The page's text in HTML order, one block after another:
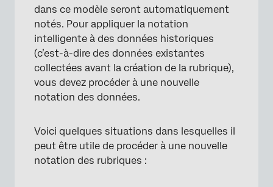
dans ce modèle seront automatiquement
notés. Pour appliquer la notation
intelligente à des données historiques
(c’est-à-dire des données existantes
collectées avant la création de la rubrique),
vous devez procéder à une nouvelle
notation des données.
Voici quelques situations dans lesquelles il
peut être utile de procéder à une nouvelle
notation des rubriques :